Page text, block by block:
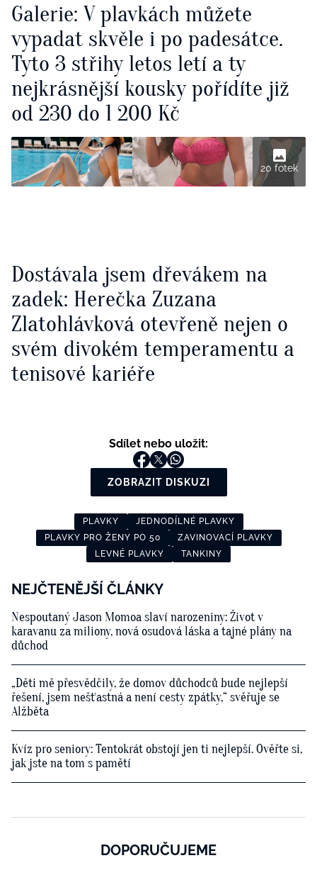
Galerie: V plavkách můžete
vypadat skvěle i po padesátce.
Tyto 3 střihy letos letí a ty
nejkrásnější kousky pořídíte již
od 230 do 1 200 Kč
20 fotek
Dostávala jsem dřevákem na
zadek: Herečka Zuzana
Zlatohlávková otevřeně nejen o
svém divokém temperamentu a
tenisové kariéře
Sdílet nebo uložit:
ZOBRAZIT DISKUZI
PLAVKY
JEDNODÍLNÉ PLAVKY
PLAVKY PRO ŽENY PO 50
ZAVINOVACÍ PLAVKY
LEVNÉ PLAVKY
TANKINY
NEJČTENĚJŠÍ ČLÁNKY
Nespoutaný Jason Momoa slaví narozeniny: Život v
karavanu za miliony, nová osudová láska a tajné plány na
důchod
„Děti mě přesvědčily, že domov důchodců bude nejlepší
řešení, jsem nešťastná a není cesty zpátky,“ svěřuje se
Alžběta
Kvíz pro seniory: Tentokrát obstojí jen ti nejlepší. Ověřte si,
jak jste na tom s pamětí
DOPORUČUJEME